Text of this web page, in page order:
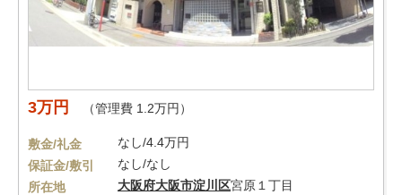
3万円 （管理費 1.2万円）
敷金/礼金
なし/4.4万円
保証金/敷引
なし/なし
所在地
大阪府大阪市淀川区宮原１丁目